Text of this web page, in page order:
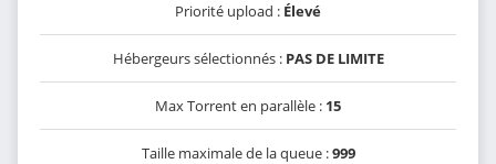
Priorité upload : Élevé
Hébergeurs sélectionnés : PAS DE LIMITE
Max Torrent en parallèle : 15
Taille maximale de la queue :999